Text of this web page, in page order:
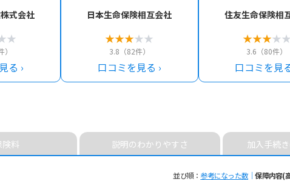
式会社
★
る ›
日本生命保険相互会社
★★★★★
3.8（82件）
口コミを見る ›
住友生命保険相
★★★★★
3.6（80件）
口コミを見
険料 説明のわかりやすさ 加入手続
並び順 参考になった数 保障内容(